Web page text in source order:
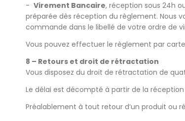
- Virement Bancaire, réception sous 24h
préparée dès réception du règlement. Nous
commande dans le libellé de votre ordre de
Vous pouvez effectuer le règlement par
8 – Retours et droit de rétractation
Vous disposez du droit de rétractation de
Le délai est décompté à partir de la
Préalablement à tout retour d’un produit ou